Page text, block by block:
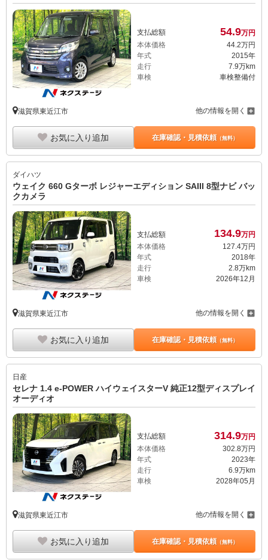
支払総額 54.9万円
本体価格
44. 2万円
年式
2015年
走行
7.9万km
車検
車検整備付
滋賀県東近江市 他の情報を開く
お気に入り追加 在庫確認・見積依頼（無料）
ダイハツ
ウェイク 660 Gターボ レジャーエディション SAIII 8型ナビ バッ
クカメラ
支払総額 134.9万円
本体価格
127.4万円
年式
2018年
走行
2.8万km
車検
2026年12月
滋賀県東近江市 他の情報を開く
お気に入り追加 在庫確認・見積依頼（無料）
日産
セレナ 1.4 e-POWER ハイウェイスターV 純正12型ディスプレイ
オーディオ
支払総額 314.9万円
本体価格
302. 8万円
年式
2023年
走行
6.9万km
車検
2028年05月
滋賀県東近江市 他の情報を開く
お気に入り追加 在庫確認・見積依頼（無料）